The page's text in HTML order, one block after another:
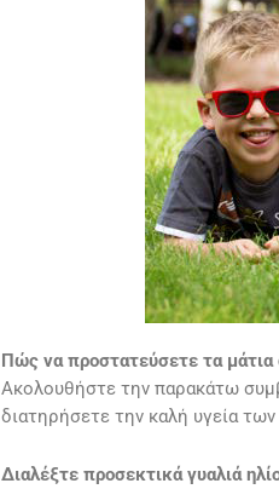
Πώς να προστατεύσετε τα μάτια
Ακολουθήστε την παρακάτω
διατηρήσετε την καλή υγεία
Διαλέξτε προσεκτικά γυαλιά